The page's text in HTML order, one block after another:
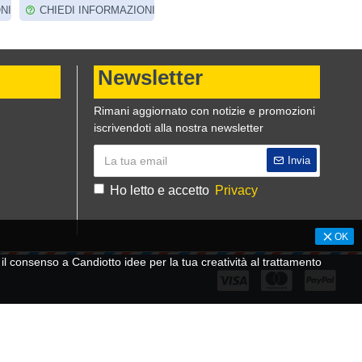
CHIEDI INFORMAZIONI
Newsletter
Rimani aggiornato con notizie e promozioni
iscrivendoti alla nostra newsletter
Invia
Ho letto e accetto Privacy
OK
consenso a Candiotto idee per la tua creatività al trattamento